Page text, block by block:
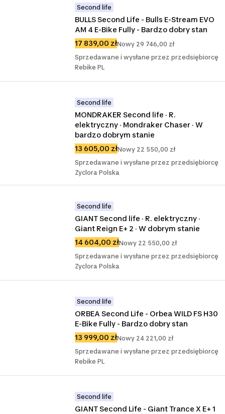
Second life
BULLS Second Life - Bulls E-Stream EVO
AM 4 E-Bike Fully - Bardzo dobry stan
17 839,00 złNowy 29 746,00 zł
Sprzedawane i wysłane przez przedsiębiorcę
Rebike PL
Second life
MONDRAKER Second life · R.
elektryczny · Mondraker Chaser · W
bardzo dobrym stanie
13 605,00 złNowy 22 550,00 zł
Sprzedawane i wysłane przez przedsiębiorcę
Zyclora Polska
Second life
GIANT Second life · R. elektryczny ·
Giant Reign E+ 2 · W dobrym stanie
14 604,00 złNowy 22 550,00 zł
Sprzedawane i wysłane przez przedsiębiorcę
Zyclora Polska
Second life
ORBEA Second Life - Orbea WILD FS H30
E-Bike Fully - Bardzo dobry stan
13 999,00 złNowy 24 221,00 zł
Sprzedawane i wysłane przez przedsiębiorcę
Rebike PL
Second life
GIANT Second Life - Giant Trance X E+ 1